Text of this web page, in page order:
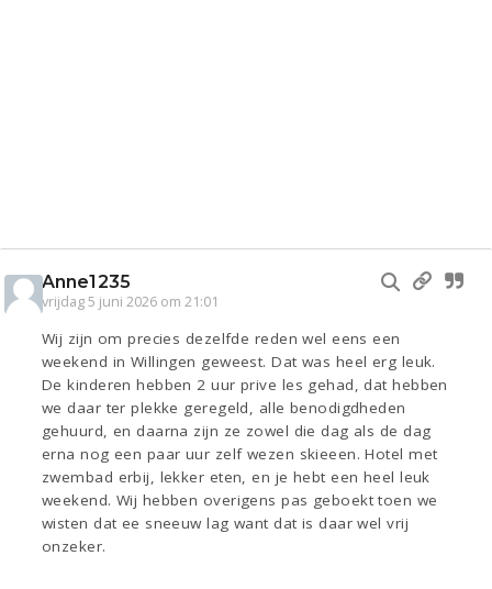
Anne1235
vrijdag 5 juni 2026 om 21:01
Wij zijn om precies dezelfde reden wel eens een
weekend in Willingen geweest. Dat was heel erg leuk.
De kinderen hebben 2 uur prive les gehad, dat hebben
we daar ter plekke geregeld, alle benodigdheden
gehuurd, en daarna zijn ze zowel die dag als de dag
erna nog een paar uur zelf wezen skieeen. Hotel met
zwembad erbij, lekker eten, en je hebt een heel leuk
weekend. Wij hebben overigens pas geboekt toen we
wisten dat ee sneeuw lag want dat is daar wel vrij
onzeker.